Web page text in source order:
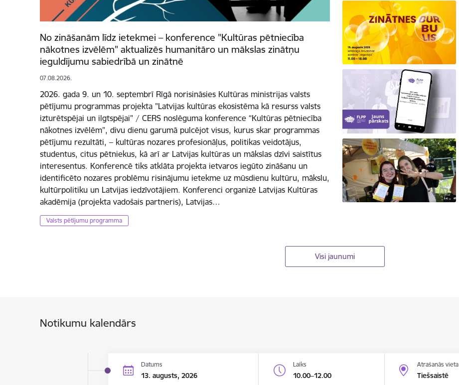
No zināšanām līdz ietekmei – konference "Kultūras pētniecība
nākotnes izvēlēm" aktualizēs humanitāro un mākslas zinātņu
ieguldījumu sabiedrībā un zinātnē
07.08.2026.
2026. gada 9. un 10. septembrī Rīgā norisināsies Kultūras ministrijas valsts
pētījumu programmas projekta "Latvijas kultūras ekosistēma kā resurss valsts
izturētspējai un ilgtspējai" / CERS noslēguma konference “Kultūras pētniecība
nākotnes izvēlēm”, divu dienu garumā pulcējot visus, kurus skar programmas
pētījumu rezultāti, – kultūras nozares profesionāļus, politikas veidotājus,
studentus, citus pētniekus, kā arī ar Latvijas kultūras un mākslas dzīvi saistītus
interesentus. Konferencē tiks atklāta projekta ietvaros iegūto zināšanu un
identificēto nozares problēmu risinājumu ietekme uz mūsdienu kultūru, mākslu,
kultūrpolitiku un Latvijas iedzīvotājiem. Konferenci organizē Latvijas Kultūras
akadēmija (projekta vadošais partneris), Latvijas…
Valsts pētījumu programma
Visi jaunumi
Notikumu kalendārs
Datums
13. augusts, 2026
Laiks
10.00–12.00
Atrašanās vieta
Tiešsaistē